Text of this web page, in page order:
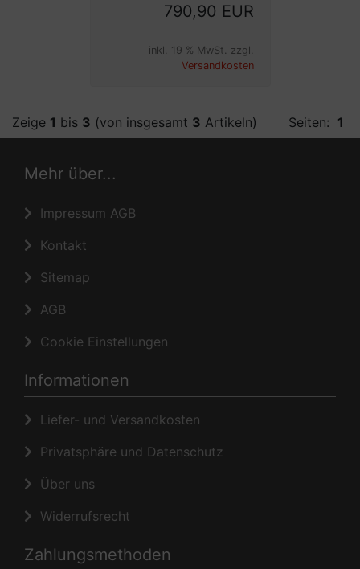
790,90 EUR
inkl. 19 % MwSt. zzgl.
Versandkosten
Zeige 1 bis 3 (von insgesamt 3 Artikeln) Seiten: 1
Mehr über...
Impressum AGB
Kontakt
Sitemap
AGB
Cookie Einstellungen
Informationen
Liefer- und Versandkosten
Privatsphäre und Datenschutz
Über uns
Widerrufsrecht
Zahlungsmethoden